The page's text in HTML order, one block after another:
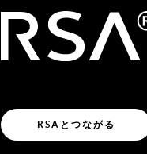
RSAとつながる